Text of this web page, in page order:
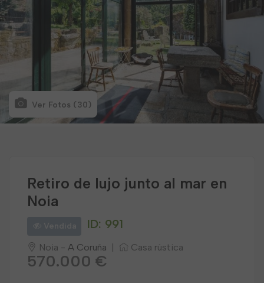
Ver Fotos (30)
Retiro de lujo junto al mar en
Noia
ID: 991
Noia - A Coruña Casa rústica
570.000 €